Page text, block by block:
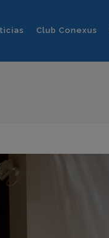
Club Conexus